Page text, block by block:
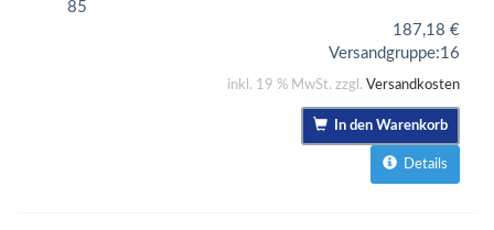
85
187,18 €
Versandgruppe:16
inkl. 19 % MwSt. zzgl. Versandkosten
In den Warenkorb
Details